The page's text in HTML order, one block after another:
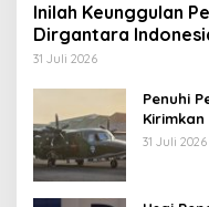
Inilah Keunggulan
Dirgantara
Operasi TNI
31 Juli 2026
Penuhi
Kirimkan
AU
31 Juli 2026